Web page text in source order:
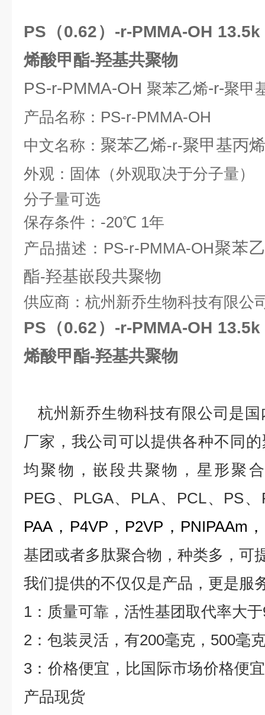
PS（0.62）-r-PMMA-OH
烯酸甲酯-羟基共聚物
PS-r-PMMA-OH 聚苯乙烯-r-聚甲
产品名称： PS-r-PMMA-OH
中文名称： 聚苯乙烯-r-聚甲基丙
外观：固体（外观取决于分子量）
分子量可选
保存条件： -20℃ 1年
产品描述： PS-r-PMMA-OH聚苯
酯-羟基嵌段共聚物
供应商：杭州新乔生物科技有限公
PS（0.62）-r-PMMA-OH
烯酸甲酯-羟基共聚物
杭州新乔生物科技有限公司是
厂家，我公司可以提供各种不同
均聚物，嵌段共聚物，星形聚
PEG、 PLGA、 PLA、 PCL、 PS、
PAA， P4VP ， P2VP ， PNIPAAm ，
基团或者多肽聚合物，种类多，可
我们提供的不仅仅是产品，更是服
1 ：质量可靠，活性基团取代率大于
2 ：包装灵活，有200毫克， 500毫
3 ：价格便宜，比国际市场价格便宜
产品现货